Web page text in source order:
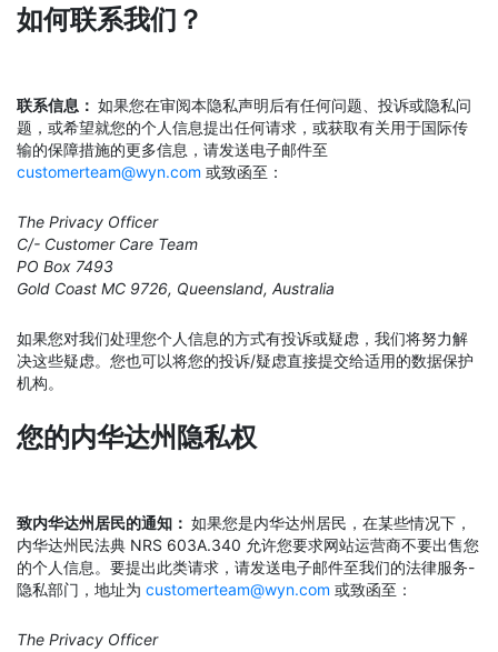
如何联系我们？
联系信息： 如果您在审阅本隐私声明后有任何问题、投诉或隐私问
题，或希望就您的个人信息提出任何请求，或获取有关用于国际传
输的保障措施的更多信息，请发送电子邮件至
customerteam@wyn.com 或致函至：
The Privacy Officer
C/- Customer Care Team
PO Box 7493
Gold Coast MC 9726, Queensland, Australia
如果您对我们处理您个人信息的方式有投诉或疑虑，我们将努力解
决这些疑虑。您也可以将您的投诉/疑虑直接提交给适用的数据保护
机构。
您的内华达州隐私权
致内华达州居民的通知： 如果您是内华达州居民，在某些情况下，
内华达州民法典 NRS 603A.340 允许您要求网站运营商不要出售您
的个人信息。要提出此类请求，请发送电子邮件至我们的法律服务-
隐私部门，地址为 customerteam@wyn.com 或致函至：
The Privacy Officer